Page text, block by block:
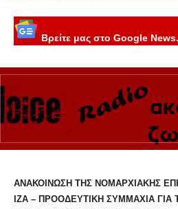
Βρείτε μας στο Google
ΑΝΑΚΟΙΝΩΣΗ ΤΗΣ ΝΟΜΑΡΧΙΑΚΗΣ
ΙΖΑ – ΠΡΟΟΔΕΥΤΙΚΗ ΣΥΜΜΑΧΙ Α ΓΙΑ